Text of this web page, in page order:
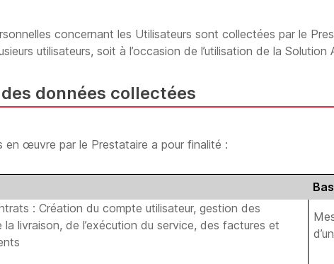
concernant les Utilisateurs sont collectées par le
utilisateurs, soit à l’occasion de l’utilisation de la Solution
données collectées
en œuvre par le Prestataire a pour finalité :
: Création du compte utilisateur, gestion des
la livraison, de l’exécution du service, des factures et